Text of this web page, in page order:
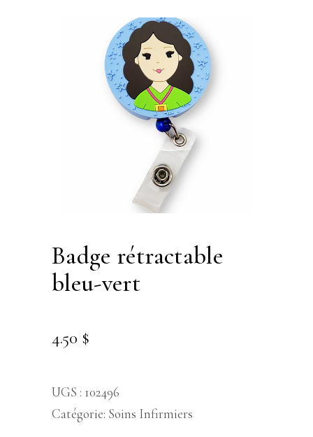
badge rétractable
bleu-vert
4.50 $
UGS : 102496
Catégorie: Soins Infirmiers